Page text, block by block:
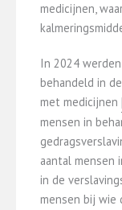
medicijnen,
In 2024
behandeld in
met medicijnen ​
mensen in
aantal mensen
in de
mensen bij wie